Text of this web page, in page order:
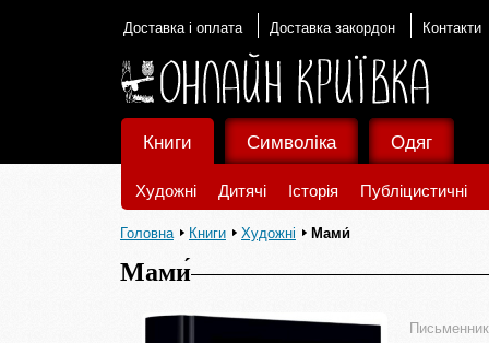
Доставка і оплата Доставка закордон Контакти
Книги
Художні Дитячі Історія Публіцистичні
Символіка Одяг
Головна Книги Художні Мами́
Мами́